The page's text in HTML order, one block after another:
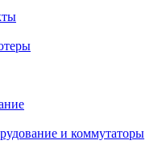
и коммутаторы